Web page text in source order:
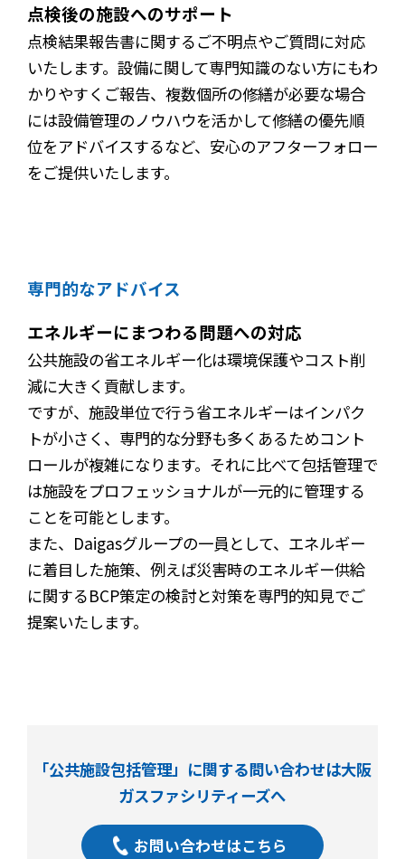
点検後の施設へのサポート
点検結果報告書に関するご不明点やご質問に対応
いたします。設備に関して専門知識のない方にもわ
かりやすくご報告、複数個所の修繕が必要な場合
には設備管理のノウハウを活かして修繕の優先順
位をアドバイスするなど、安心のアフターフォロー
をご提供いたします。
専門的なアドバイス
エネルギーにまつわる問題への対応
公共施設の省エネルギー化は環境保護やコスト削
減に大きく貢献します。
ですが、施設単位で行う省エネルギーはインパク
トが小さく、専門的な分野も多くあるためコント
ロールが複雑になります。それに比べて包括管理で
は施設をプロフェッショナルが一元的に管理する
ことを可能とします。
また、Daigasグループの一員として、エネルギー
に着目した施策、例えば災害時のエネルギー供給
に関するBCP策定の検討と対策を専門的知見でご
提案いたします。
「公共施設包括管理」に関する問い合わせは大阪
ガスファシリティーズへ
お問い合わせはこちら